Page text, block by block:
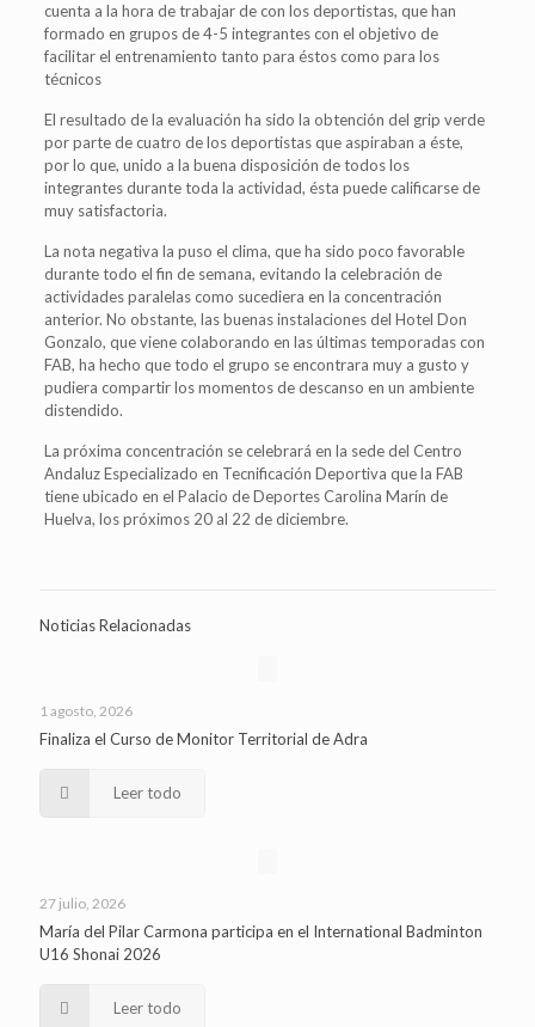
cuenta a la hora de trabajar de con los deportistas, que han
formado en grupos de 4-5 integrantes con el objetivo de
facilitar el entrenamiento tanto para éstos como para los
técnicos
El resultado de la evaluación ha sido la obtención del grip verde
por parte de cuatro de los deportistas que aspiraban a éste,
por lo que, unido a la buena disposición de todos los
integrantes durante toda la actividad, ésta puede calificarse de
muy satisfactoria.
La nota negativa la puso el clima, que ha sido poco favorable
durante todo el fin de semana, evitando la celebración de
actividades paralelas como sucediera en la concentración
anterior. No obstante, las buenas instalaciones del Hotel Don
Gonzalo, que viene colaborando en las últimas temporadas con
FAB, ha hecho que todo el grupo se encontrara muy a gusto y
pudiera compartir los momentos de descanso en un ambiente
distendido.
La próxima concentración se celebrará en la sede del Centro
Andaluz Especializado en Tecnificación Deportiva que la FAB
tiene ubicado en el Palacio de Deportes Carolina Marín de
Huelva, los próximos 20 al 22 de diciembre.
Noticias Relacionadas
1 agosto, 2026
Finaliza el Curso de Monitor Territorial de Adra
Leer todo
27 julio, 2026
María del Pilar Carmona participa en el International Badminton
U16 Shonai 2026
Leer todo